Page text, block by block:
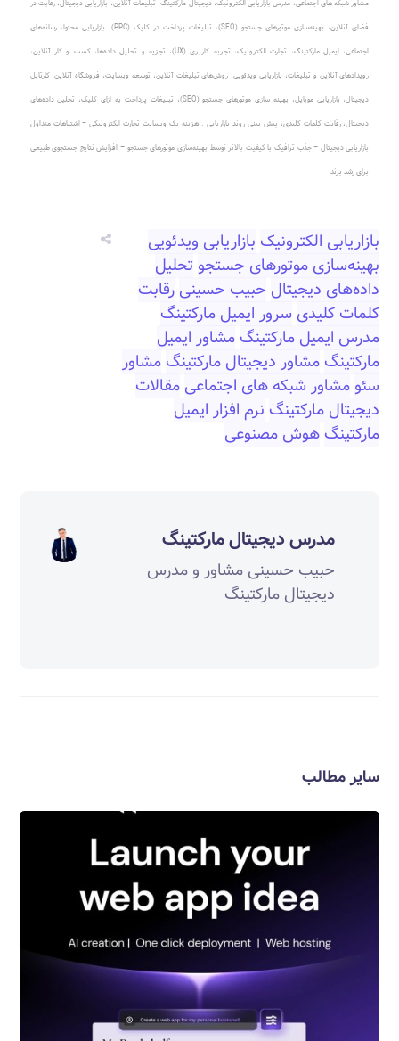
مشاور شبکه های اجتماعی، مدرس بازاریابی الکترونیک،دیجیتال مارکتینگ، تبلیغات آنلاین، بازاریابی دیجیتال، رقابت در
فضای آنلاین، بهینه‌سازی موتورهای جستجو (SEO) ، تبلیغات پرداخت در کلیک (PPC) ، بازاریابی محتوا، رسانه‌های
اجتماعی، ایمیل مارکتینگ، تجارت الکترونیک، تجربه کاربری (UX)، تجزیه و تحلیل داده‌ها، کسب و کار آنلاین،
رویدادهای آنلاین و تبلیغات، بازاریابی ویدئویی، روش‌های تبلیغات آنلاین، توسعه وبسایت، فروشگاه آنلاین، کارتابل
دیجیتال، بازاریابی موبایل، بهینه سازی موتورهای جستجو (SEO)، تبلیغات پرداخت به ازای کلیک، تحلیل داده‌های
دیجیتال، رقابت کلمات کلیدی، پیش بینی روند بازاریابی . هزینه یک وبسایت تجارت الکترونیکی – اشتباهات متداول
بازاریابی دیجیتال – جذب ترافیک با کیفیت بالاتر توسط بهینه‌سازی موتورهای جستجو – افزایش نتایج جستجوی طبیعی
برای رشد برند
بازاریابی الکترونیک بازاریابی ویدئویی
بهینه‌سازی موتورهای جستجو تحلیل
داده‌های دیجیتال حبیب حسینی رقابت
کلمات کلیدی سرور ایمیل مارکتینگ
مدرس ایمیل مارکتینگ مشاور ایمیل
مارکتینگ مشاور دیجیتال مارکتینگ مشاور
سئو مشاور شبکه های اجتماعی مقالات
دیجیتال مارکتینگ نرم افزار ایمیل
مارکتینگ هوش مصنوعی‎‎
مدرس دیجیتال مارکتینگ
حبیب حسینی مشاور و مدرس
دیجیتال مارکتینگ
سایر مطالب